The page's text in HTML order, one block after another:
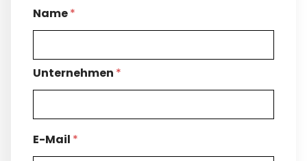
Name*
Unternehmen *
E-Mail *